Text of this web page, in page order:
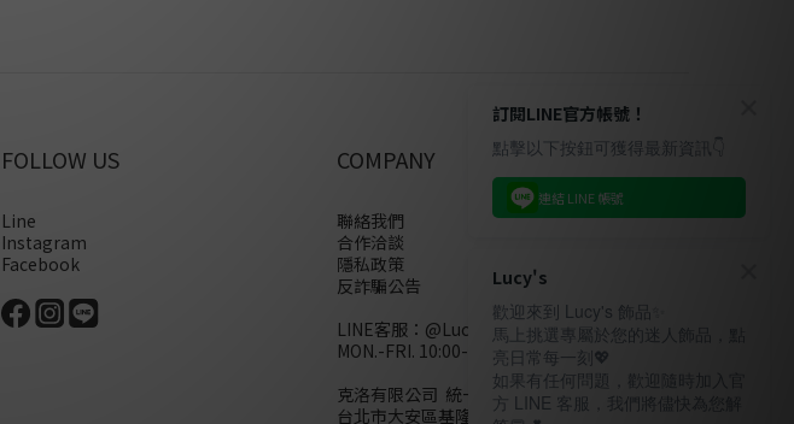
FOLLOW US
Line
Instagram
Facebook
COMPANY
聯絡我們
合作洽談
隱私政策
反詐騙公告
LINE客服： @Lucys
MON.-FRI. 10:00-18:00(不含例假日)
克洛有限公司 統一編號28858320
台北市大安區基隆路二段110號10樓
訂閱LINE官方帳號！
點擊以下按鈕可獲得最新資訊👇
連結 LINE 帳號
Lucy's
歡迎來到 Lucy's 飾品✨
馬上挑選專屬於您的迷人飾品，點
亮日常每一刻💖
如果有任何問題，歡迎隨時加入官
方 LINE 客服，我們將儘快為您解